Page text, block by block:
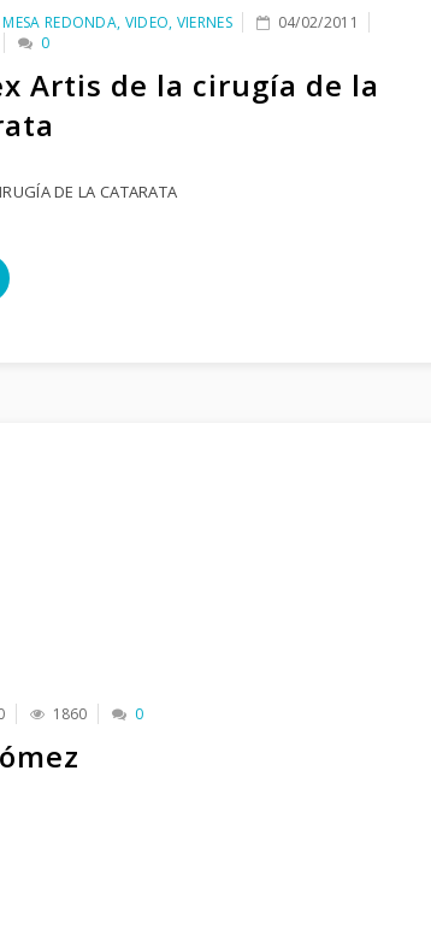
MESA REDONDA, VIDEO, VIERNES
04/02/2011
0
Artis de la cirugía de la
DE LA CATARATA
1860 0